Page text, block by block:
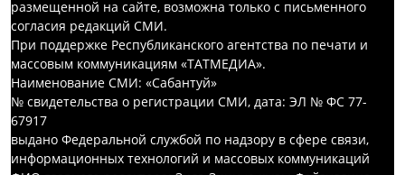
размещенной на сайте, возможна только с письменного
согласия редакций СМИ.
При поддержке Республиканского агентства по печати и
массовым коммуникациям «ТАТМЕДИА».
Наименование СМИ: «Сабантуй»
№ свидетельства о регистрации СМИ, дата: ЭЛ № ФС 77-
67917
выдано Федеральной службой по надзору в сфере связи,
информационных технологий и массовых коммуникаций